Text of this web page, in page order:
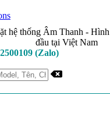
hệ thống Âm Thanh -
đầu tại Việt Nam
(Zalo)